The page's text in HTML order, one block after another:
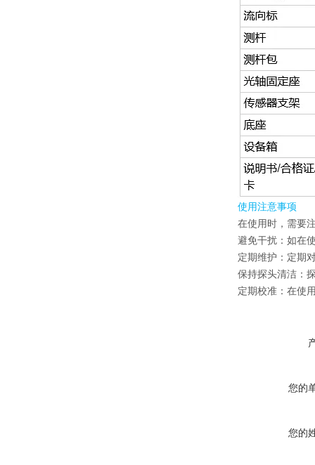
使用注意事项
在使用时，需要
避免干扰：如在
定期维护：定期
保持探头清洁：
定期校准：在使
您的
您的